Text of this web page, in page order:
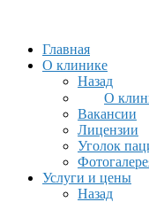
Главная
О клинике
Назад
О
Вакансии
Лицензии
Уголок
Услуги и цены
Назад